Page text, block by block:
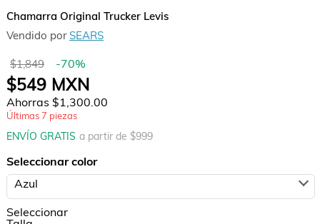
Chamarra Original Trucker Levis
Vendido por SEARS
$1,849 -70%
$549MXN
Ahorras $1,300.00
Últimas7 piezas
ENVÍO GRATIS a partir de $999
Seleccionar color
Azul
Seleccionar